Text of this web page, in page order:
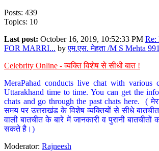
Posts: 439
Topics: 10
Last post: October 16, 2019, 10:52:33 PM
FOR MARRI... byएम.एस. मेहता /M S Mehta
Celebrity Online - व्यक्ति विशेष से सीधी बात !
MeraPahad conducts live chat with various
Uttarakhand time to time. You can get the
chats and go through the past chats here. (
समय पर उत्तराखंड के विशेष व्यक्तियों से सीधे
वाली बातचीत के बारे में जानकारी व पुरानी
सकते है।)
Moderator: Rajneesh